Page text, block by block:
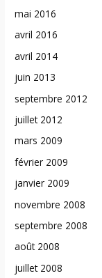
mai 2016
avril 2016
avril 2014
juin 2013
septembre 2012
juillet 2012
mars 2009
février 2009
janvier 2009
novembre 2008
septembre 2008
août 2008
juillet 2008